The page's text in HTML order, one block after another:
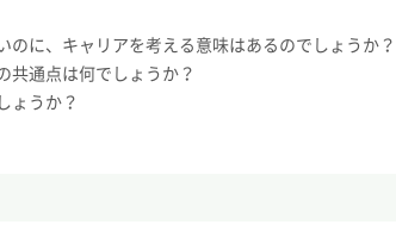
、キャリアを考える意味はあるのでしょうか？
通点は何でしょうか？
うか？